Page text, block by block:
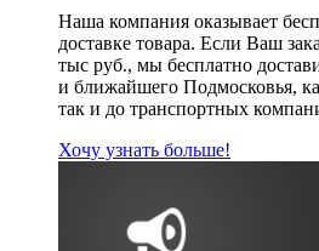
Наша компания оказывает
доставке товара. Если Ваш
тыс руб., мы бесплатно
и ближайшего Подмосковья,
так и до транспортных
Хочу узнать больше!